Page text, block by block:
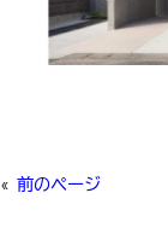
« 前のページ